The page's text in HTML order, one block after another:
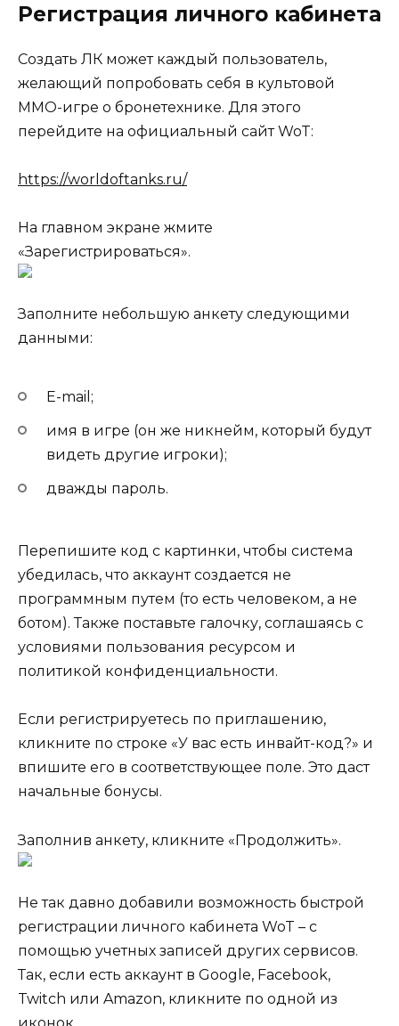
Регистрация личного кабинета
Создать ЛК может каждый пользователь,
желающий попробовать себя в культовой
MMO-игре о бронетехнике. Для этого
перейдите на официальный сайт WoT:
https://worldoftanks.ru/
На главном экране жмите
«Зарегистрироваться».
Заполните небольшую анкету следующими
данными:
E-mail;
имя в игре (он же никнейм, который будут
видеть другие игроки);
дважды пароль.
Перепишите код с картинки, чтобы система
убедилась, что аккаунт создается не
программным путем (то есть человеком, а не
ботом). Также поставьте галочку, соглашаясь с
условиями пользования ресурсом и
политикой конфиденциальности.
Если регистрируетесь по приглашению,
кликните по строке «У вас есть инвайт-код?» и
впишите его в соответствующее поле. Это даст
начальные бонусы.
Заполнив анкету, кликните «Продолжить».
Не так давно добавили возможность быстрой
регистрации личного кабинета WoT – с
помощью учетных записей других сервисов.
Так, если есть аккаунт в Google, Facebook,
Twitch или Amazon, кликните по одной из